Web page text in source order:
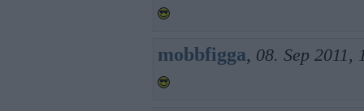
mobbfigga, 08. Sep 2011,